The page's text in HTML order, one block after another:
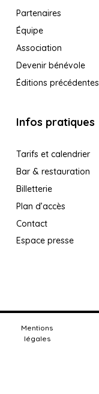
Partenaires
Équipe
Association
Devenir bénévole
Éditions précédentes
Infos pratiques
Tarifs et calendrier
Bar & restauration
Billetterie
Plan d’accès
Contact
Espace presse
Mentions
légales